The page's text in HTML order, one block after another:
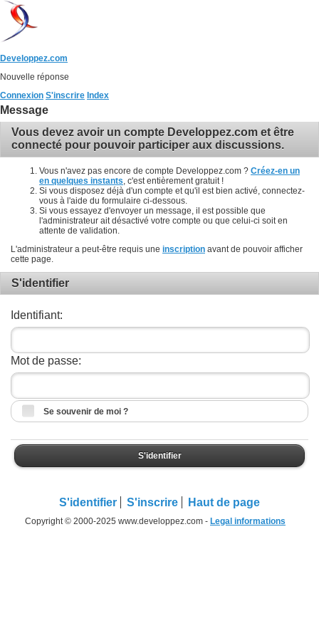
Developpez.com
Nouvelle réponse
Connexion S'inscrire Index
Message
Vous devez avoir un compte Developpez.com et être
connecté pour pouvoir participer aux discussions.
Vous n'avez pas encore de compte Developpez.com ? Créez-en un
en quelques instants , c'est entièrement gratuit !
Si vous disposez déjà d'un compte et qu'il est bien activé, connectez-
vous à l'aide du formulaire ci-dessous.
Si vous essayez d'envoyer un message, il est possible que
l'administrateur ait désactivé votre compte ou que celui-ci soit en
attente de validation.
L'administrateur a peut-être requis une inscription avant de pouvoir afficher
cette page.
S'identifier
Identifiant:
Mot de passe:
Se souvenir de moi ?
S'identifier
S'identifier S'inscrire Haut de page
Copyright © 2000-2025 www.developpez.com - Legal informations